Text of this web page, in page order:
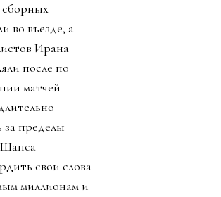
сборных
во въезде, а
Ирана
после по
матчей
за пределы
свои слова
миллионам и